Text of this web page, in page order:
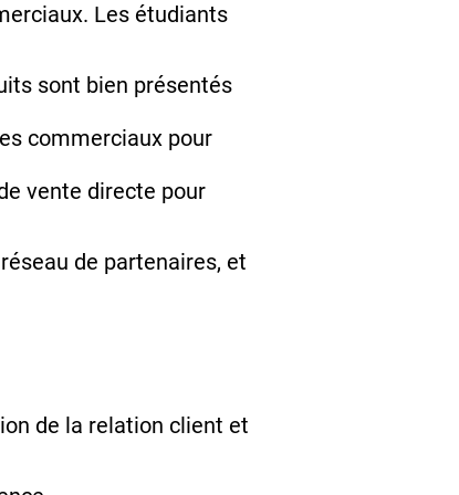
Les étudiants
sont bien présentés
commerciaux pour
vente directe pour
de partenaires, et
de la relation client et